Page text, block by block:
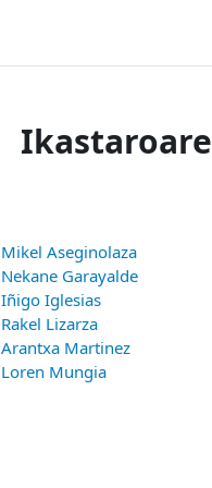
Mikel Aseginolaza
Nekane Garayalde
Iñigo Iglesias
Rakel Lizarza
Arantxa Martinez
Loren Mungia